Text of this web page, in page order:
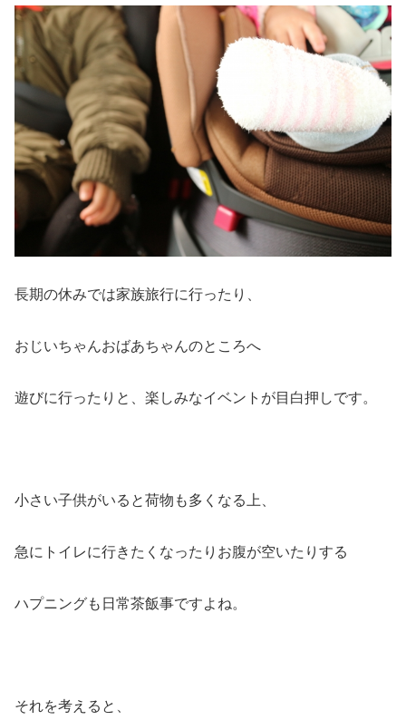
長期の休みでは家族旅行に行ったり、
おじいちゃんおばあちゃんのところへ
遊びに行ったりと、楽しみなイベントが目白押しです。
小さい子供がいると荷物も多くなる上、
急にトイレに行きたくなったりお腹が空いたりする
ハプニングも日常茶飯事ですよね。
それを考えると、